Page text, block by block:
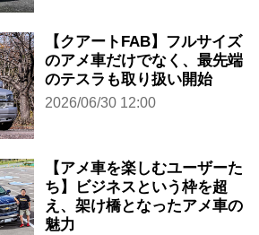
【クアートFAB】フルサイズ
のアメ車だけでなく、最先端
のテスラも取り扱い開始
2026/06/30 12:00
【アメ車を楽しむユーザーた
ち】ビジネスという枠を超
え、架け橋となったアメ車の
魅力